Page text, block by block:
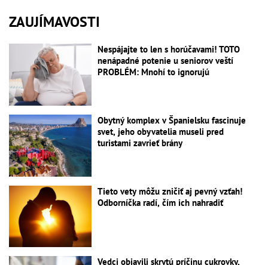
ZAUJÍMAVOSTI
Nespájajte to len s horúčavami! TOTO
nenápadné potenie u seniorov veští
PROBLÉM: Mnohí to ignorujú
Obytný komplex v Španielsku fascinuje
svet, jeho obyvatelia museli pred
turistami zavrieť brány
Tieto vety môžu zničiť aj pevný vzťah!
Odborníčka radí, čím ich nahradiť
Vedci objavili skrytú príčinu cukrovky,